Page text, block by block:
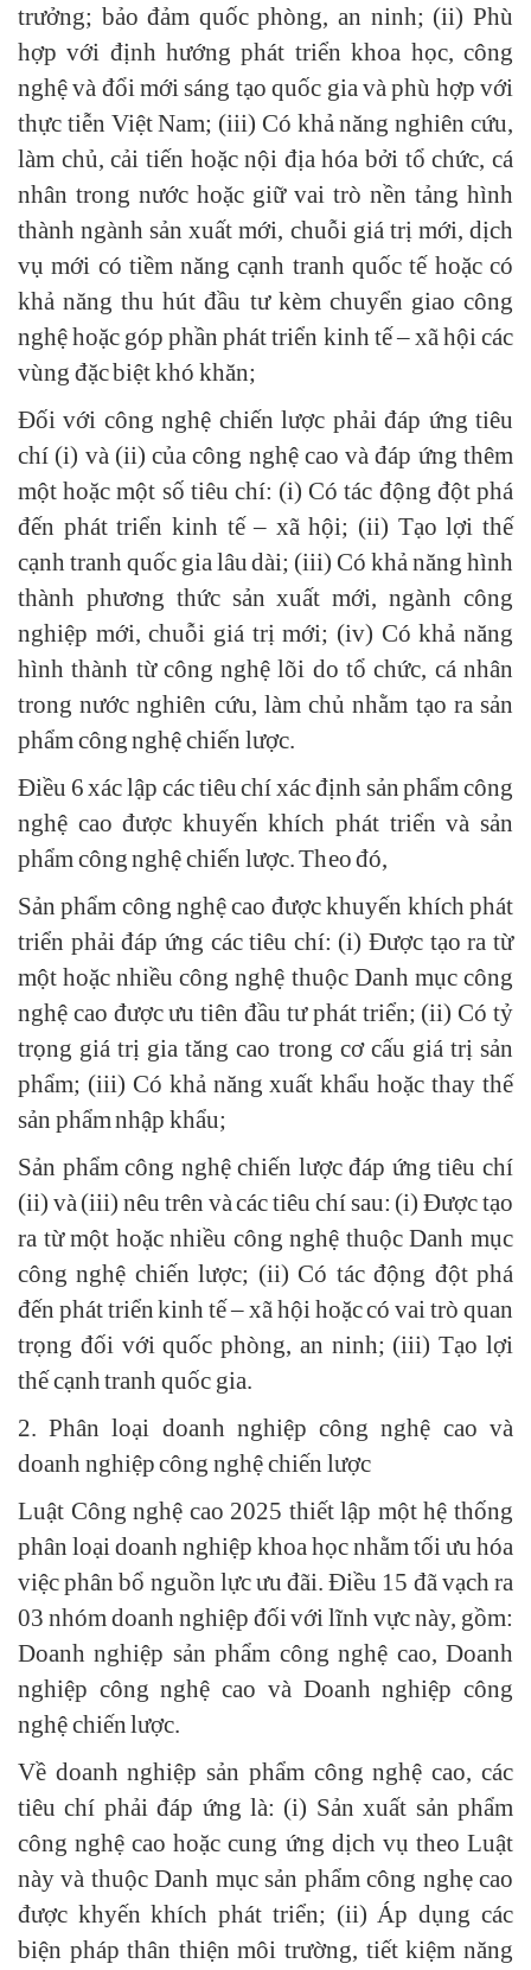
trưởng; bảo đảm quốc phòng, an ninh; (ii) Phù
hợp với định hướng phát triển khoa học, công
nghệ và đổi mới sáng tạo quốc gia và phù hợp với
thực tiễn Việt Nam; (iii) Có khả năng nghiên cứu,
làm chủ, cải tiến hoặc nội địa hóa bởi tổ chức, cá
nhân trong nước hoặc giữ vai trò nền tảng hình
thành ngành sản xuất mới, chuỗi giá trị mới, dịch
vụ mới có tiềm năng cạnh tranh quốc tế hoặc có
khả năng thu hút đầu tư kèm chuyển giao công
nghệ hoặc góp phần phát triển kinh tế – xã hội các
vùng đặc biệt khó khăn;
Đối với công nghệ chiến lược phải đáp ứng tiêu
chí (i) và (ii) của công nghệ cao và đáp ứng thêm
một hoặc một số tiêu chí: (i) Có tác động đột phá
đến phát triển kinh tế – xã hội; (ii) Tạo lợi thế
cạnh tranh quốc gia lâu dài; (iii) Có khả năng hình
thành phương thức sản xuất mới, ngành công
nghiệp mới, chuỗi giá trị mới; (iv) Có khả năng
hình thành từ công nghệ lõi do tổ chức, cá nhân
trong nước nghiên cứu, làm chủ nhằm tạo ra sản
phẩm công nghệ chiến lược.
Điều 6 xác lập các tiêu chí xác định sản phẩm công
nghệ cao được khuyến khích phát triển và sản
phẩm công nghệ chiến lược. Theo đó,
Sản phẩm công nghệ cao được khuyến khích phát
triển phải đáp ứng các tiêu chí: (i) Được tạo ra từ
một hoặc nhiều công nghệ thuộc Danh mục công
nghệ cao được ưu tiên đầu tư phát triển; (ii) Có tỷ
trọng giá trị gia tăng cao trong cơ cấu giá trị sản
phẩm; (iii) Có khả năng xuất khẩu hoặc thay thế
sản phẩm nhập khẩu;
Sản phẩm công nghệ chiến lược đáp ứng tiêu chí
(ii) và (iii) nêu trên và các tiêu chí sau: (i) Được tạo
ra từ một hoặc nhiều công nghệ thuộc Danh mục
công nghệ chiến lược; (ii) Có tác động đột phá
đến phát triển kinh tế – xã hội hoặc có vai trò quan
trọng đối với quốc phòng, an ninh; (iii) Tạo lợi
thế cạnh tranh quốc gia.
2. Phân loại doanh nghiệp công nghệ cao và
doanh nghiệp công nghệ chiến lược
Luật Công nghệ cao 2025 thiết lập một hệ thống
phân loại doanh nghiệp khoa học nhằm tối ưu hóa
việc phân bổ nguồn lực ưu đãi. Điều 15 đã vạch ra
03 nhóm doanh nghiệp đối với lĩnh vực này, gồm:
Doanh nghiệp sản phẩm công nghệ cao, Doanh
nghiệp công nghệ cao và Doanh nghiệp công
nghệ chiến lược.
Về doanh nghiệp sản phẩm công nghệ cao, các
tiêu chí phải đáp ứng là: (i) Sản xuất sản phẩm
công nghệ cao hoặc cung ứng dịch vụ theo Luật
này và thuộc Danh mục sản phẩm công nghẹ cao
được khyến khích phát triển; (ii) Áp dụng các
biện pháp thân thiện môi trường, tiết kiệm năng